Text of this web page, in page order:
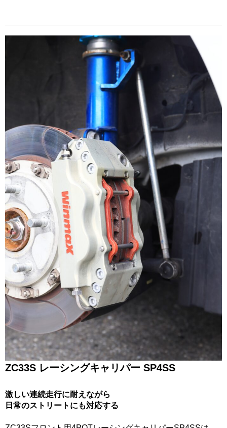
ZC33S レーシングキャリパー SP4SS
激しい連続走行に耐えながら
日常のストリートにも対応する